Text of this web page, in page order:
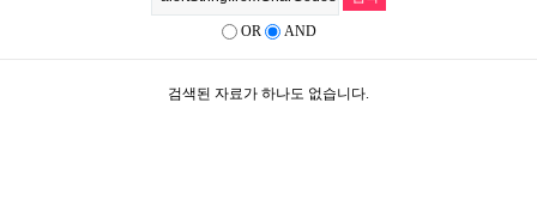
OR AND
검색된 자료가 하나도 없습니다.